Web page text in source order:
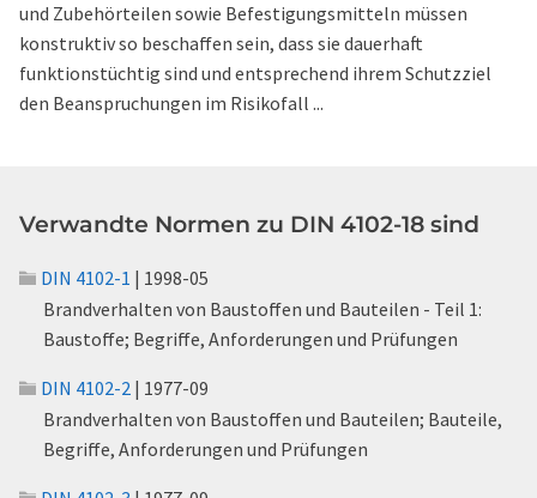
und Zubehörteilen sowie Befestigungsmitteln müssen
konstruktiv so beschaffen sein, dass sie dauerhaft
funktionstüchtig sind und entsprechend ihrem Schutzziel
den Beanspruchungen im Risikofall ...
Verwandte Normen zu DIN 4102-18 sind
DIN 4102-1 | 1998-05
Brandverhalten von Baustoffen und Bauteilen - Teil 1:
Baustoffe; Begriffe, Anforderungen und Prüfungen
DIN 4102-2 | 1977-09
Brandverhalten von Baustoffen und Bauteilen; Bauteile,
Begriffe, Anforderungen und Prüfungen